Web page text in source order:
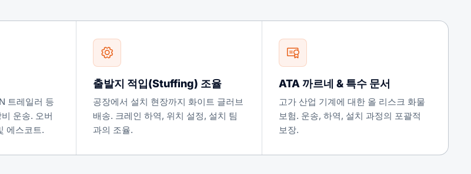
트레일러 등
운송. 오버
에스코트.
출발지 적입(Stuffing) 조율
공장에서 설치 현장까지 화이트 글러브
배송. 크레인 하역, 위치 설정, 설치 팀
과의 조율.
ATA 까르네 & 특수 문서
고가 산업 기계에 대한 올 리스크 화물
보험. 운송, 하역, 설치 과정의 포괄적
보장.